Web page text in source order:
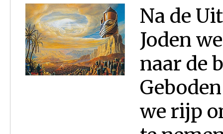
Na de
Joden
naar de
we rijp